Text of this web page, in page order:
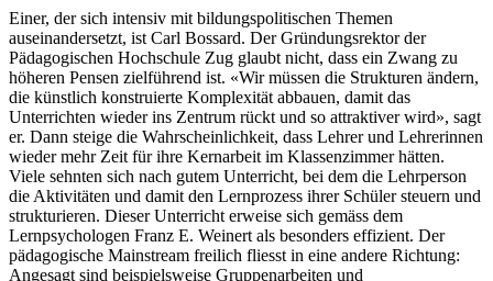
Einer, der sich intensiv mit bildungspolitischen Themen
auseinandersetzt, ist Carl Bossard. Der Gründungsrektor der
Pädagogischen Hochschule Zug glaubt nicht, dass ein Zwang zu
höheren Pensen zielführend ist. «Wir müssen die Strukturen ändern,
die künstlich konstruierte Komplexität abbauen, damit das
Unterrichten wieder ins Zentrum rückt und so attraktiver wird», sagt
er. Dann steige die Wahrscheinlichkeit, dass Lehrer und Lehrerinnen
wieder mehr Zeit für ihre Kernarbeit im Klassenzimmer hätten.
Viele sehnten sich nach gutem Unterricht, bei dem die Lehrperson
die Aktivitäten und damit den Lernprozess ihrer Schüler steuern und
strukturieren. Dieser Unterricht erweise sich gemäss dem
Lernpsychologen Franz E. Weinert als besonders effizient. Der
pädagogische Mainstream freilich fliesst in eine andere Richtung:
Angesagt sind beispielsweise Gruppenarbeiten und